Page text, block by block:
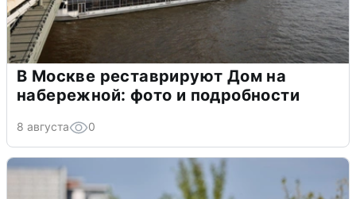
В Москве реставрируют Дом на
набережной: фото и подробности
8 августа 0